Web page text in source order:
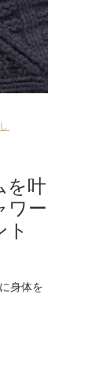
を叶
ワー
身体を